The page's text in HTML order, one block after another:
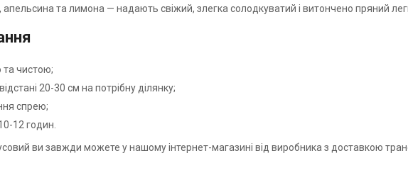
апельсина та лимона — надають свіжий, злегка солодкуватий і витончено пряний
та чистою;
20-30 см на потрібну ділянку;
спрею;
12 годин.
ви завжди можете у нашому інтернет-магазині від виробника з доставкою